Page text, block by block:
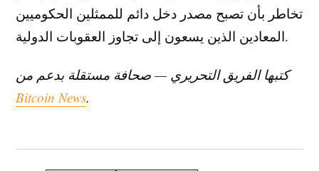
تخاطر بأن تصبح مصدر دخل دائم للممثلين الحكوميين
المعادين الذين يسعون إلى تجاوز العقوبات الدولية.
كتبها الفريق التحريري — صحافة مستقلة بدعم من
Bitcoin News.